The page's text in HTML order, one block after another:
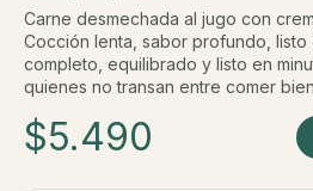
Carne desmechada al jugo con
Cocción lenta, sabor profundo, listo
completo, equilibrado y listo en
quienes no transan entre comer
$5.490